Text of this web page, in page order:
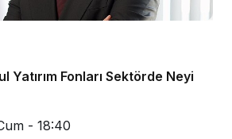
Yatırım Fonları Sektörde Neyi
- 18:40